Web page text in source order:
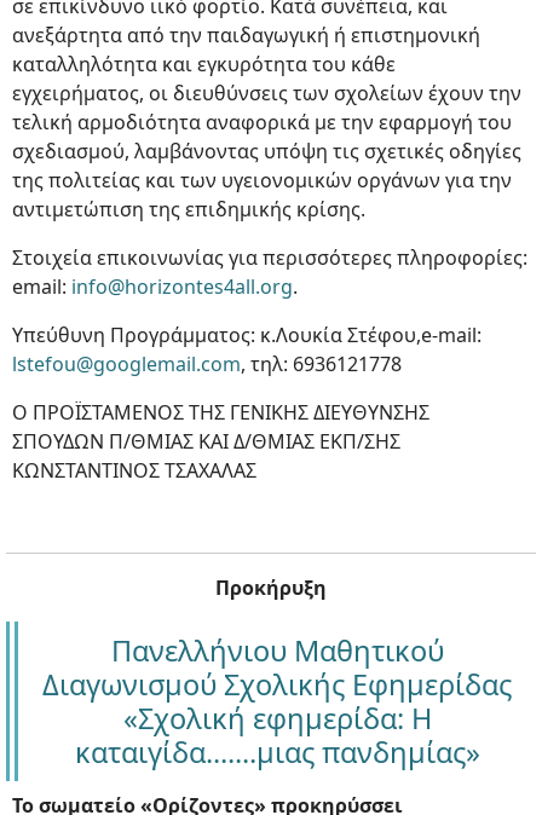
σε επικίνδυνο ιικό φορτίο. Κατά συνέπεια, και
ανεξάρτητα από την παιδαγωγική ή επιστημονική
καταλληλότητα και εγκυρότητα του κάθε
εγχειρήματος, οι διευθύνσεις των σχολείων έχουν την
τελική αρμοδιότητα αναφορικά με την εφαρμογή του
σχεδιασμού, λαμβάνοντας υπόψη τις σχετικές οδηγίες
της πολιτείας και των υγειονομικών οργάνων για την
αντιμετώπιση της επιδημικής κρίσης.
Στοιχεία επικοινωνίας για περισσότερες πληροφορίες:
email: info@horizontes4all.org.
Υπεύθυνη Προγράμματος: κ.Λουκία Στέφου,e-mail:
lstefou@googlemail.com, τηλ: 6936121778
Ο ΠΡΟΪΣΤΑΜΕΝΟΣ ΤΗΣ ΓΕΝΙΚΗΣ ΔΙΕΥΘΥΝΣΗΣ
ΣΠΟΥΔΩΝ Π/ΘΜΙΑΣ ΚΑΙ Δ/ΘΜΙΑΣ ΕΚΠ/ΣΗΣ
ΚΩΝΣΤΑΝΤΙΝΟΣ ΤΣΑΧΑΛΑΣ
Προκήρυξη
Πανελλήνιου Μαθητικού
Διαγωνισμού Σχολικής Εφημερίδας
«Σχολική εφημερίδα: Η
καταιγίδα.......μιας πανδημίας»
Το σωματείο «Ορίζοντες» προκηρύσσει